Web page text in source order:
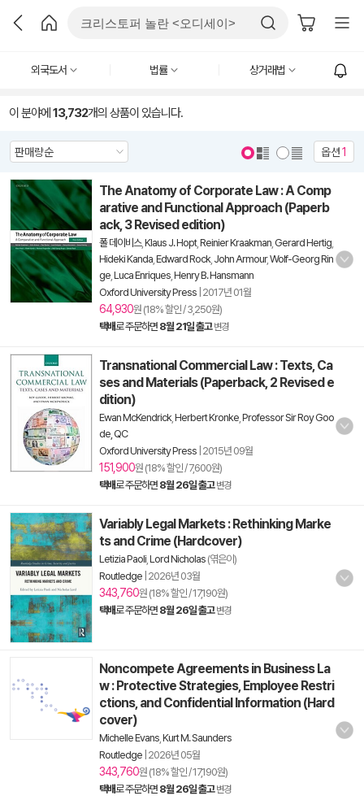
외국도서 법률 상거래법
이 분야에 13,732개의 상품이 있습니다.
옵션1
The Anatomy of Corporate Law : A Comp
arative and Functional Approach (Paperb
ack, 3 Revised edition)
폴 데이비스, Klaus J. Hopt, Reinier Kraakman Gerard Hertig
Hideki Kanda Edward Rock, John Armour,Wolf-Georg Rin
ge Luca Enriques Henry B. Hansmann
Oxford University Press 2017년 01월
64,930원 (18% 할인 / 3,250원)
택배로 주문하면 8월 21일 출고 변경
Transnational Commercial Law : Texts, Ca
ses and Materials (Paperback, 2 Revised e
dition)
Ewan McKendrick, Herbert Kronke Professor Sir Roy Goo
de, QC
Oxford University Press 2015년 09월
151,900원 (18% 할인 / 7,600원)
택배로 주문하면 8월 26일 출고 변경
Variably Legal Markets : Rethinking Marke
ts and Crime (Hardcover)
Letizia Paoli Lord Nicholas (엮은이)
Routledge 2026년 03월
343,760원 (18% 할인 / 17,190원)
택배로 주문하면 8월 26일 출고 변경
Noncompete Agreements in Business La
w : Protective Strategies, Employee Restri
ctions, and Confidential Information (Hard
cover)
Michelle Evans Kurt M. Saunders
Routledge 2026년 05월
343,760원 (18% 할인 / 17,190원)
택배로 주문하면 8월 26일 출고 변경